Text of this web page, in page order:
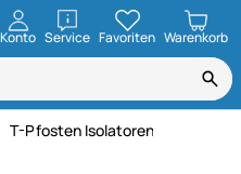
Konto ServiceöffnenFavoriten Warenkorb
T-Pfosten Isolatoren